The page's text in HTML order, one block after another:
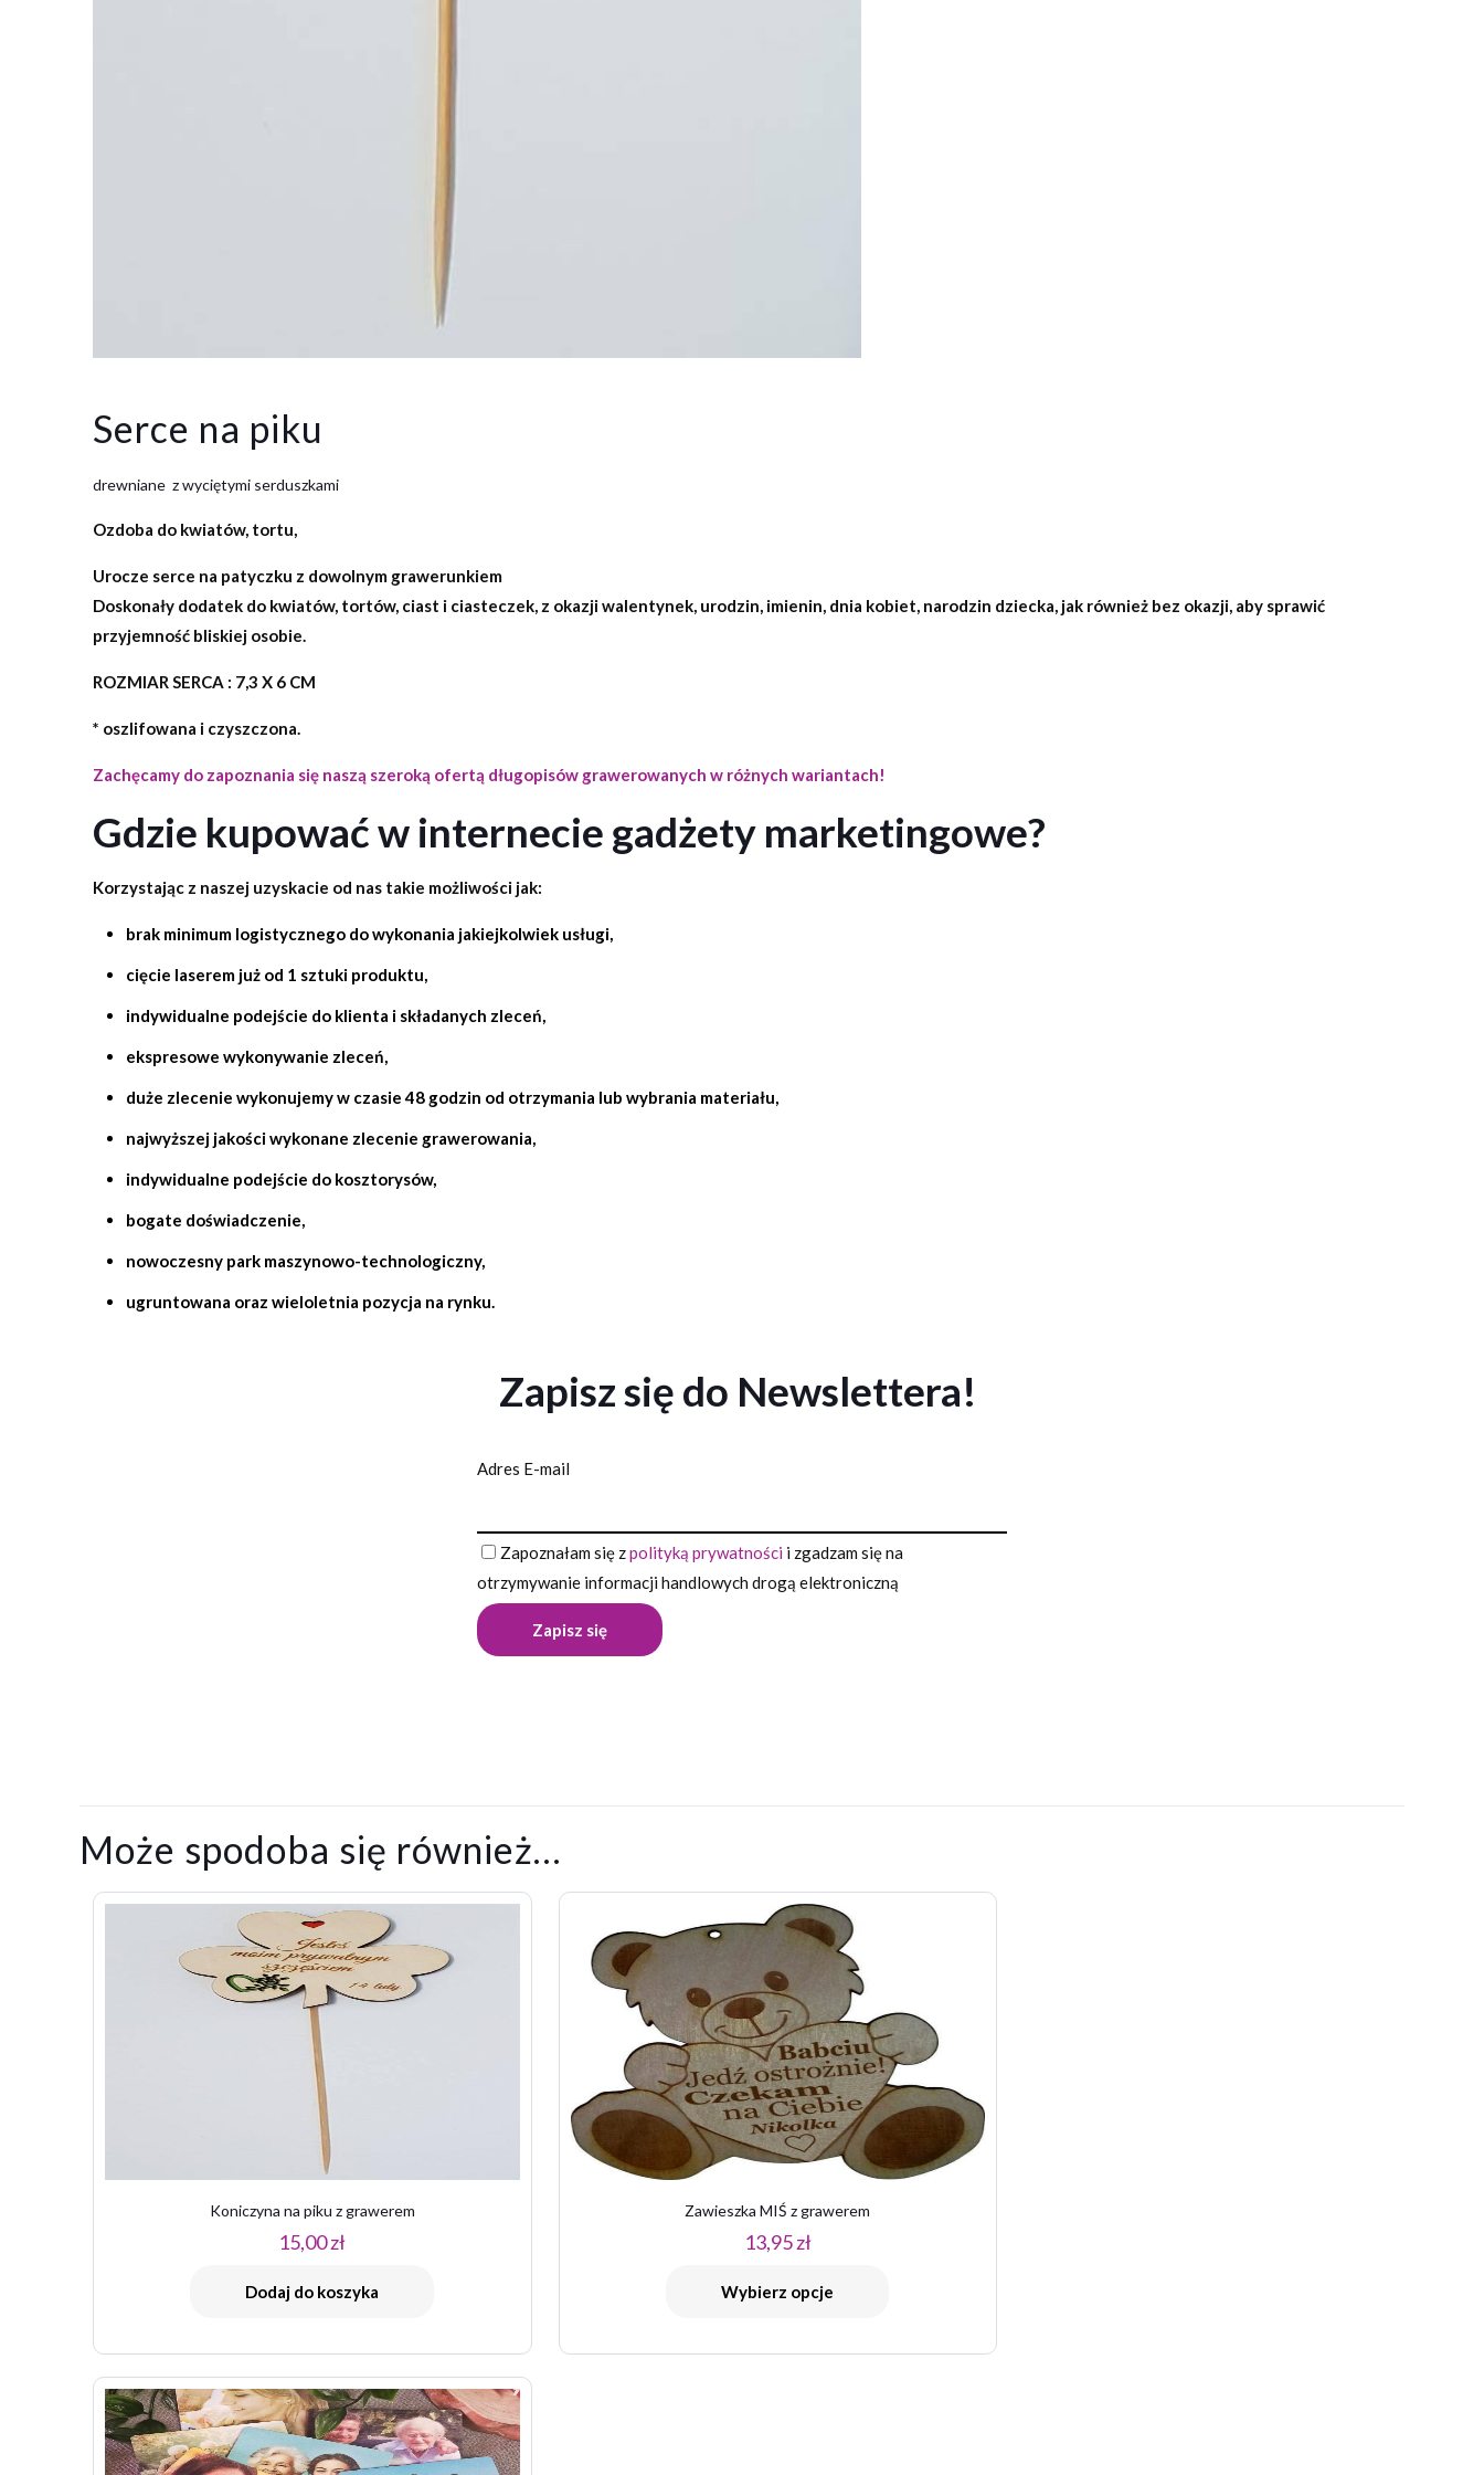
Serce na piku
drewniane z wyciętymi serduszkami
Ozdoba do kwiatów, tortu,
Urocze serce na patyczku z dowolnym grawerunkiem
Doskonały dodatek do kwiatów, tortów, ciast i ciasteczek, z okazji walentynek, urodzin, imienin, dnia kobiet, narodzin dziecka, jak również bez okazji, aby sprawić
przyjemność bliskiej osobie.
ROZMIAR SERCA : 7,3 X 6 CM
* oszlifowana i czyszczona.
Zachęcamy do zapoznania się naszą szeroką ofertą długopisów grawerowanych w różnych wariantach!
Gdzie kupować w internecie gadżety marketingowe?
Korzystając z naszej uzyskacie od nas takie możliwości jak:
brak minimum logistycznego do wykonania jakiejkolwiek usługi,
cięcie laserem już od 1 sztuki produktu,
indywidualne podejście do klienta i składanych zleceń,
ekspresowe wykonywanie zleceń,
duże zlecenie wykonujemy w czasie 48 godzin od otrzymania lub wybrania materiału,
najwyższej jakości wykonane zlecenie grawerowania,
indywidualne podejście do kosztorysów,
bogate doświadczenie,
nowoczesny park maszynowo-technologiczny,
ugruntowana oraz wieloletnia pozycja na rynku.
Zapisz się do Newslettera!
Adres E-mail
Zapoznałam się zpolityką prywatności i zgadzam się na
otrzymywanie informacji handlowych drogą elektroniczną
Może spodoba się również…
Koniczyna na piku z grawerem
15,00zł
Dodaj do koszyka
Zawieszka MIŚ z grawerem
13,95zł
Wybierz opcje